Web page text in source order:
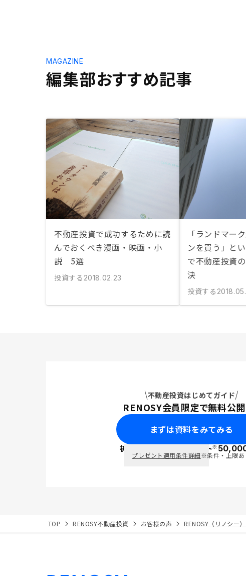
編集部おすすめ記事
MAGAZINE
不動産投資で成功するために読
んでおくべき漫画・映画・小
説 5選
投資する 2018.02.23
「ランドマー
ンを買う」と
で不動産投資
決
投資する
不動産投資はじめてガイド
RENOSY会員限定で無料公開
まずは資料をみてみる
初回面談で ポイント※
プレゼント適用条件詳細※条件・上限あ
TOP RENOSY不動産投資 お客様の声 RENOSY（リノシー